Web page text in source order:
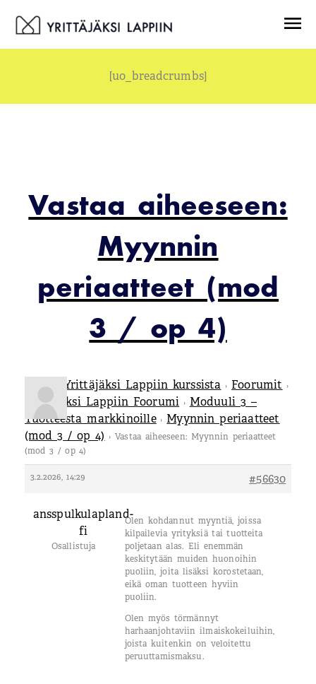
sisältöön
[uo_breadcrumbs]
Vastaa aiheeseen:
Myynnin
periaatteet (mod
3 / op 4)
Tietoa Yrittäjäksi Lappiin kurssista › Foorumit ›
Yrittäjäksi Lappiin Foorumi › Moduuli 3 –
Tuotteesta markkinoille › Myynnin periaatteet
(mod 3 / op 4) › Vastaa aiheeseen: Myynnin periaatteet
(mod 3 / op 4)
3.2.2026, 14:29 #56630
ansspulkulapland-
fi
Osallistuja
Olen kohdannut myyntiä, joissa
kilpailevia yrityksiä tai tuotteita
poljetaan alas. Eli enemmän
keskitytään muiden huonoihin
puoliin, joita lisäksi korostetaan,
eikä oman tuotteen hyviin
puoliin.
Olen myös törmännyt
harhaanjohtaviin ilmaiskokeiluihin,
joista kuitenkin on veloitettu
peruuttamismaksu.